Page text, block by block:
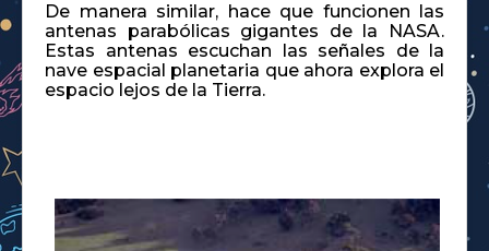
De manera similar, hace que funcionen las
antenas parabólicas gigantes de la NASA.
Estas antenas escuchan las señales de la
nave espacial planetaria que ahora explora el
espacio lejos de la Tierra.